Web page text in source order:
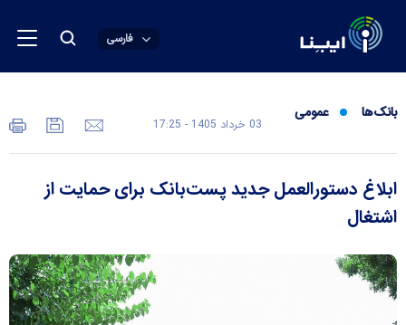
فارسی
بانک‌ها عمومی
03 خرداد 1405 - 17:25
ابلاغ دستورالعمل جدید پست‌بانک برای حمایت از
اشتغال